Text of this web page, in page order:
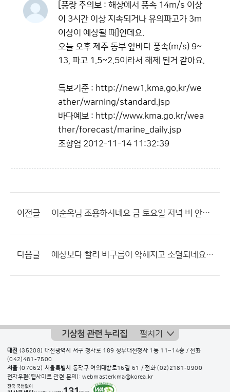
[풍랑 주의보 : 해상에서 풍속 14m/s 이상
이 3시간 이상 지속되거나 유의파고가 3m
이상이 예상될 때]인데요.
오늘 오후 제주 동부 앞바다 풍속(m/s) 9~
13, 파고 1.5~2.5이라서 해제 된거 같아요.
특보기준 : http://new1.kma.go.kr/we
ather/warning/standard.jsp
바다예보 : http://www.kma.go.kr/wea
ther/forecast/marine_daily.jsp
조향염 2012-11-14 11:32:39
이전글 이순옥님 조용하시네요 금 토요일 저녁 비 안옴 이번엔 안올리시네...
다음글 예상보다 빨리 비구름이 약해지고 소멸되네요.. 낮까지 에보 되었는데??
기상청 관련 누리집 펼치기
대전 (35208) 대전광역시 서구 청사로 189 정부대전청사 1동 11~14층 / 전화
(042)481-7500
서울 (07062) 서울특별시 동작구 여의대방로16길 61 / 전화(02)2181-0900
전자우편(웹사이트 관련 문의): webmasterkma@korea.kr